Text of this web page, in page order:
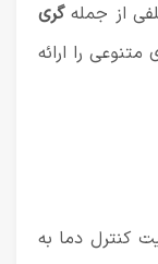
از جملهگری
را ارائه
کنترل دما به